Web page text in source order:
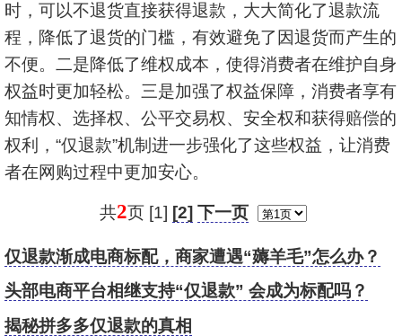
时，可以不退货直接获得退款，大大简化了退款流
程，降低了退货的门槛，有效避免了因退货而产生的
不便。二是降低了维权成本，使得消费者在维护自身
权益时更加轻松。三是加强了权益保障，消费者享有
知情权、选择权、公平交易权、安全权和获得赔偿的
权利，“仅退款”机制进一步强化了这些权益，让消费
者在网购过程中更加安心。
共2页 [1] [2] 下一页
仅退款渐成电商标配，商家遭遇“薅羊毛”怎么办？
头部电商平台相继支持“仅退款” 会成为标配吗？
揭秘拼多多仅退款的真相